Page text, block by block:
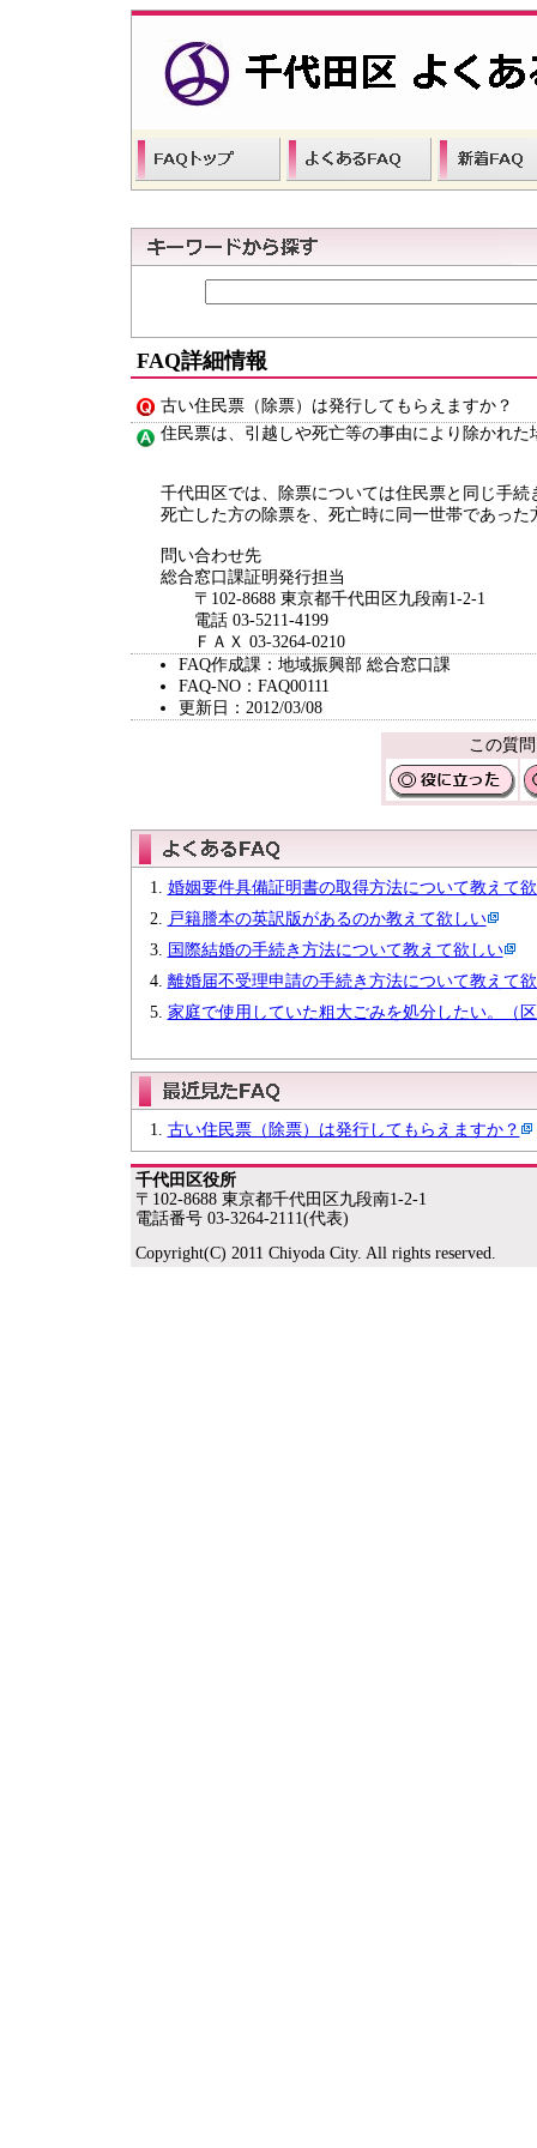
FAQ詳細情報
古い住民票（除票）は発行してもらえますか？
住民票は、引越しや死亡等の事由により除かれた
千代田区では、除票については住民票と同じ手
死亡した方の除票を、死亡時に同一世帯であっ
問い合わせ先
総合窓口課証明発行担当
〒102-8688 東京都千代田区九段南1-2-1
電話 03-5211-4199
ＦＡＸ 03-3264-0210
FAQ作成課：地域振興部 総合窓口課
FAQ-NO：FAQ00111
更新日：2012/03/08
この質
婚姻要件具備証明書の取得方法について教えて
戸籍謄本の英訳版があるのか教えて欲しい
国際結婚の手続き方法について教えて欲しい
離婚届不受理申請の手続き方法について教えて
家庭で使用していた粗大ごみを処分したい。（
古い住民票（除票）は発行してもらえますか？
千代田区役所
〒102-8688 東京都千代田区九段南1-2-1
電話番号 03-3264-2111(代表)
Copyright(C) 2011 Chiyoda City. All rights reserved.